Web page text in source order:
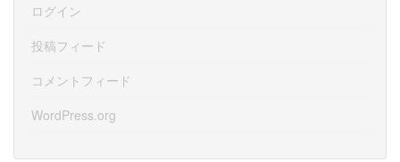
ログイン
投稿フィード
コメントフィード
WordPress.org